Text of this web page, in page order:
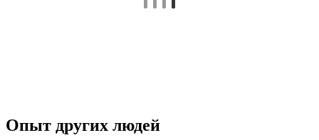
Опыт других людей